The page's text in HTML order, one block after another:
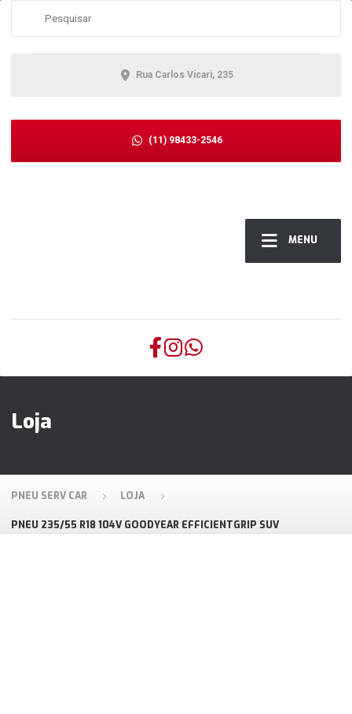
MENU
Rua Carlos Vicari, 235
(11) 98433-2546
Loja
PNEU SERV CAR LOJA
PNEU 235/55 R18 104V GOODYEAR EFFICIENTGRIP SUV